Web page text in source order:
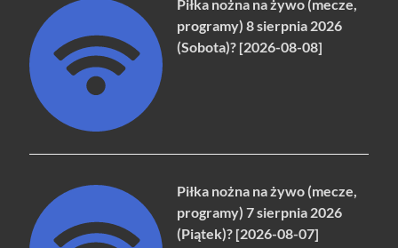
Piłka nożna na żywo (mecze,
programy) 8 sierpnia 2026
(Sobota)? [2026-08-08]
Piłka nożna na żywo (mecze,
programy) 7 sierpnia 2026
(Piątek)? [2026-08-07]